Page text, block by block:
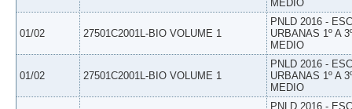
MEDIO
01/02 27501C2001L-BIO VOLUME 1
PNLD 2016 -
URBANAS 1º A
MEDIO
01/02 27501C2001L-BIO VOLUME 1
PNLD 2016 -
URBANAS 1º A
MEDIO
PNLD 2016 -